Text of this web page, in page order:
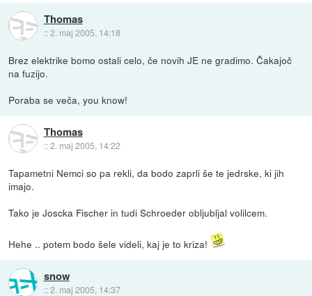
Thomas
::2. maj 2005, 14:18
Brez elektrike bomo ostali celo, če novih JE ne gradimo. Čakajoč
na fuzijo.
Poraba se veča, you know!
Thomas
::2. maj 2005, 14:22
Tapametni Nemci so pa rekli, da bodo zaprli še te jedrske, ki jih
imajo.
Tako je Joscka Fischer in tudi Schroeder obljubljal volilcem.
Hehe .. potem bodo šele videli, kaj je to kriza!
snow
::2. maj 2005, 14:37